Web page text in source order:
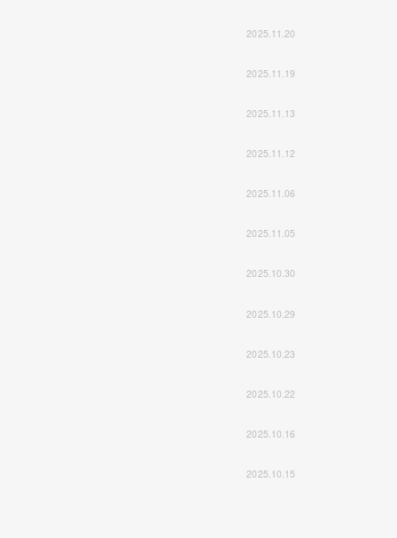
2025.11.20
2025.11.19
2025.11.13
2025.11.12
2025.11.06
2025.11.05
2025.10.30
2025.10.29
2025.10.23
2025.10.22
2025.10.16
2025.10.15